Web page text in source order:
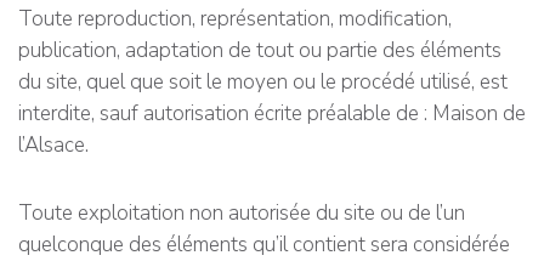
Toute reproduction, représentation, modification,
publication, adaptation de tout ou partie des éléments
du site, quel que soit le moyen ou le procédé utilisé, est
interdite, sauf autorisation écrite préalable de : Maison de
l’Alsace.
Toute exploitation non autorisée du site ou de l’un
quelconque des éléments qu’il contient sera considérée